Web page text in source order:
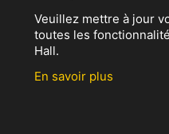
Veuillez mettre à jour
toutes les
Hall.
En savoir plus